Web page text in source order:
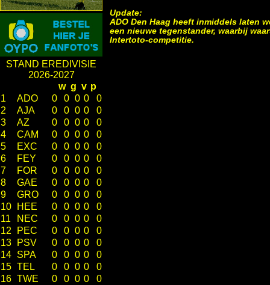
STAND EREDIVISIE
2026-2027
w g v p
1
ADO 0 0 0 0
0
2
AJA 0 0 0 0
0
3
AZ 0 0 0 0
0
4
CAM 0 0 0 0
0
5
EXC 0 0 0 0
0
6
FEY 0 0 0 0
0
7
FOR 0 0 0 0
0
8
GAE 0 0 0 0
0
9
GRO 0 0 0 0
0
10
HEE 0 0 0 0
0
11
NEC 0 0 0 0
0
12
PEC 0 0 0 0
0
13
PSV 0 0 0 0
0
14 SPA 0 0 0 0
0
15 TEL 0 0 0 0
0
16 TWE 0 0 0 0
0
Update:
ADO Den Haag heeft inmiddels laten
een nieuwe tegenstander, waarbij
Intertoto-competitie.